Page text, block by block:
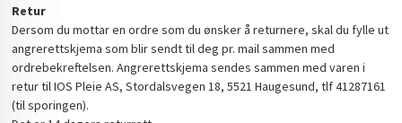
Retur
Dersom du mottar en ordre som du ønsker å returnere, skal du fylle ut
angrerettskjema som blir sendt til deg pr. mail sammen med
ordrebekreftelsen. Angrerettskjema sendes sammen med varen i
retur til IOS Pleie AS, Stordalsvegen 18, 5521 Haugesund, tlf 41287161
(til sporingen).